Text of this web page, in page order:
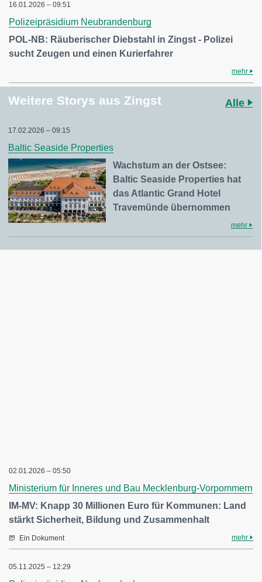
16.01.2026 – 09:51
Polizeipräsidium Neubrandenburg
POL-NB: Räuberischer Diebstahl in Zingst - Polizei
sucht Zeugen und einen Kurierfahrer
mehr
Weitere Storys aus Zingst Alle
17.02.2026 – 09:15
Baltic Seaside Properties
Wachstum an der Ostsee:
Baltic Seaside Properties hat
das Atlantic Grand Hotel
Travemünde übernommen
mehr
02.01.2026 – 05:50
Ministerium für Inneres und Bau Mecklenburg-Vorpommern
IM-MV: Knapp 30 Millionen Euro für Kommunen: Land
stärkt Sicherheit, Bildung und Zusammenhalt
Ein Dokument mehr
05.11.2025 – 12:29